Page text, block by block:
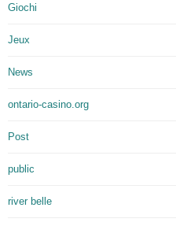
Giochi
Jeux
News
ontario-casino.org
Post
public
river belle